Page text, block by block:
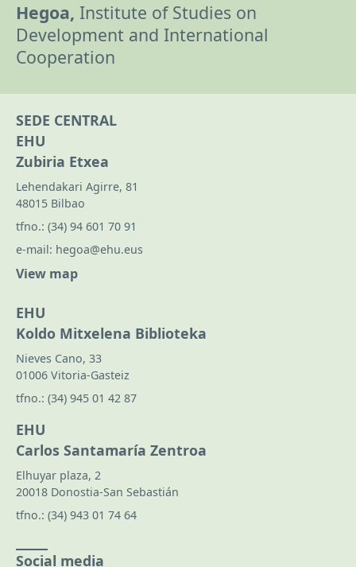
Hegoa, Institute of Studies on
Development and International
Cooperation
SEDE CENTRAL
EHU
Zubiria Etxea
Lehendakari Agirre, 81
48015 Bilbao
tfno.: (34) 94 601 70 91
e-mail: hegoa@ehu.eus
View map
EHU
Koldo Mitxelena Biblioteka
Nieves Cano, 33
01006 Vitoria-Gasteiz
tfno.: (34) 945 01 42 87
EHU
Carlos Santamaría Zentroa
Elhuyar plaza, 2
20018 Donostia-San Sebastián
tfno.: (34) 943 01 74 64
Social media